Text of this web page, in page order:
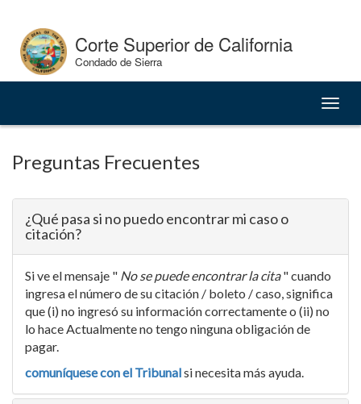
Content
Corte Superior de California
Condado de Sierra
Preguntas Frecuentes
¿Qué pasa si no puedo encontrar mi caso o
citación?
Si ve el mensaje " No se puede encontrar la cita" cuando
ingresa el número de su citación / boleto / caso, significa
que (i) no ingresó su información correctamente o (ii) no
lo hace Actualmente no tengo ninguna obligación de
pagar.
comuníquese con el Tribunalsi necesita más ayuda.